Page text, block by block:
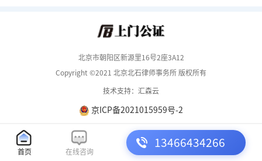
首页 在线咨询
13466434266
北京市朝阳区新源里16号2座3A12
Copyright ©2021 北京北石律师事务所 版权所有
技术支持：汇森云
京ICP备2021015959号-2